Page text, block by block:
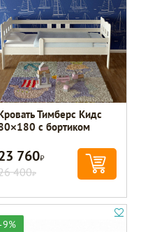
Тимберс Кидс
с бортиком
760Р
400Р
9%